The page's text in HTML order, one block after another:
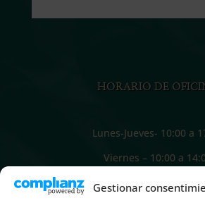
Gestionar
HORARIO DE
Lunes-Jueves- 10:00 a
Viernes – 10:00 a